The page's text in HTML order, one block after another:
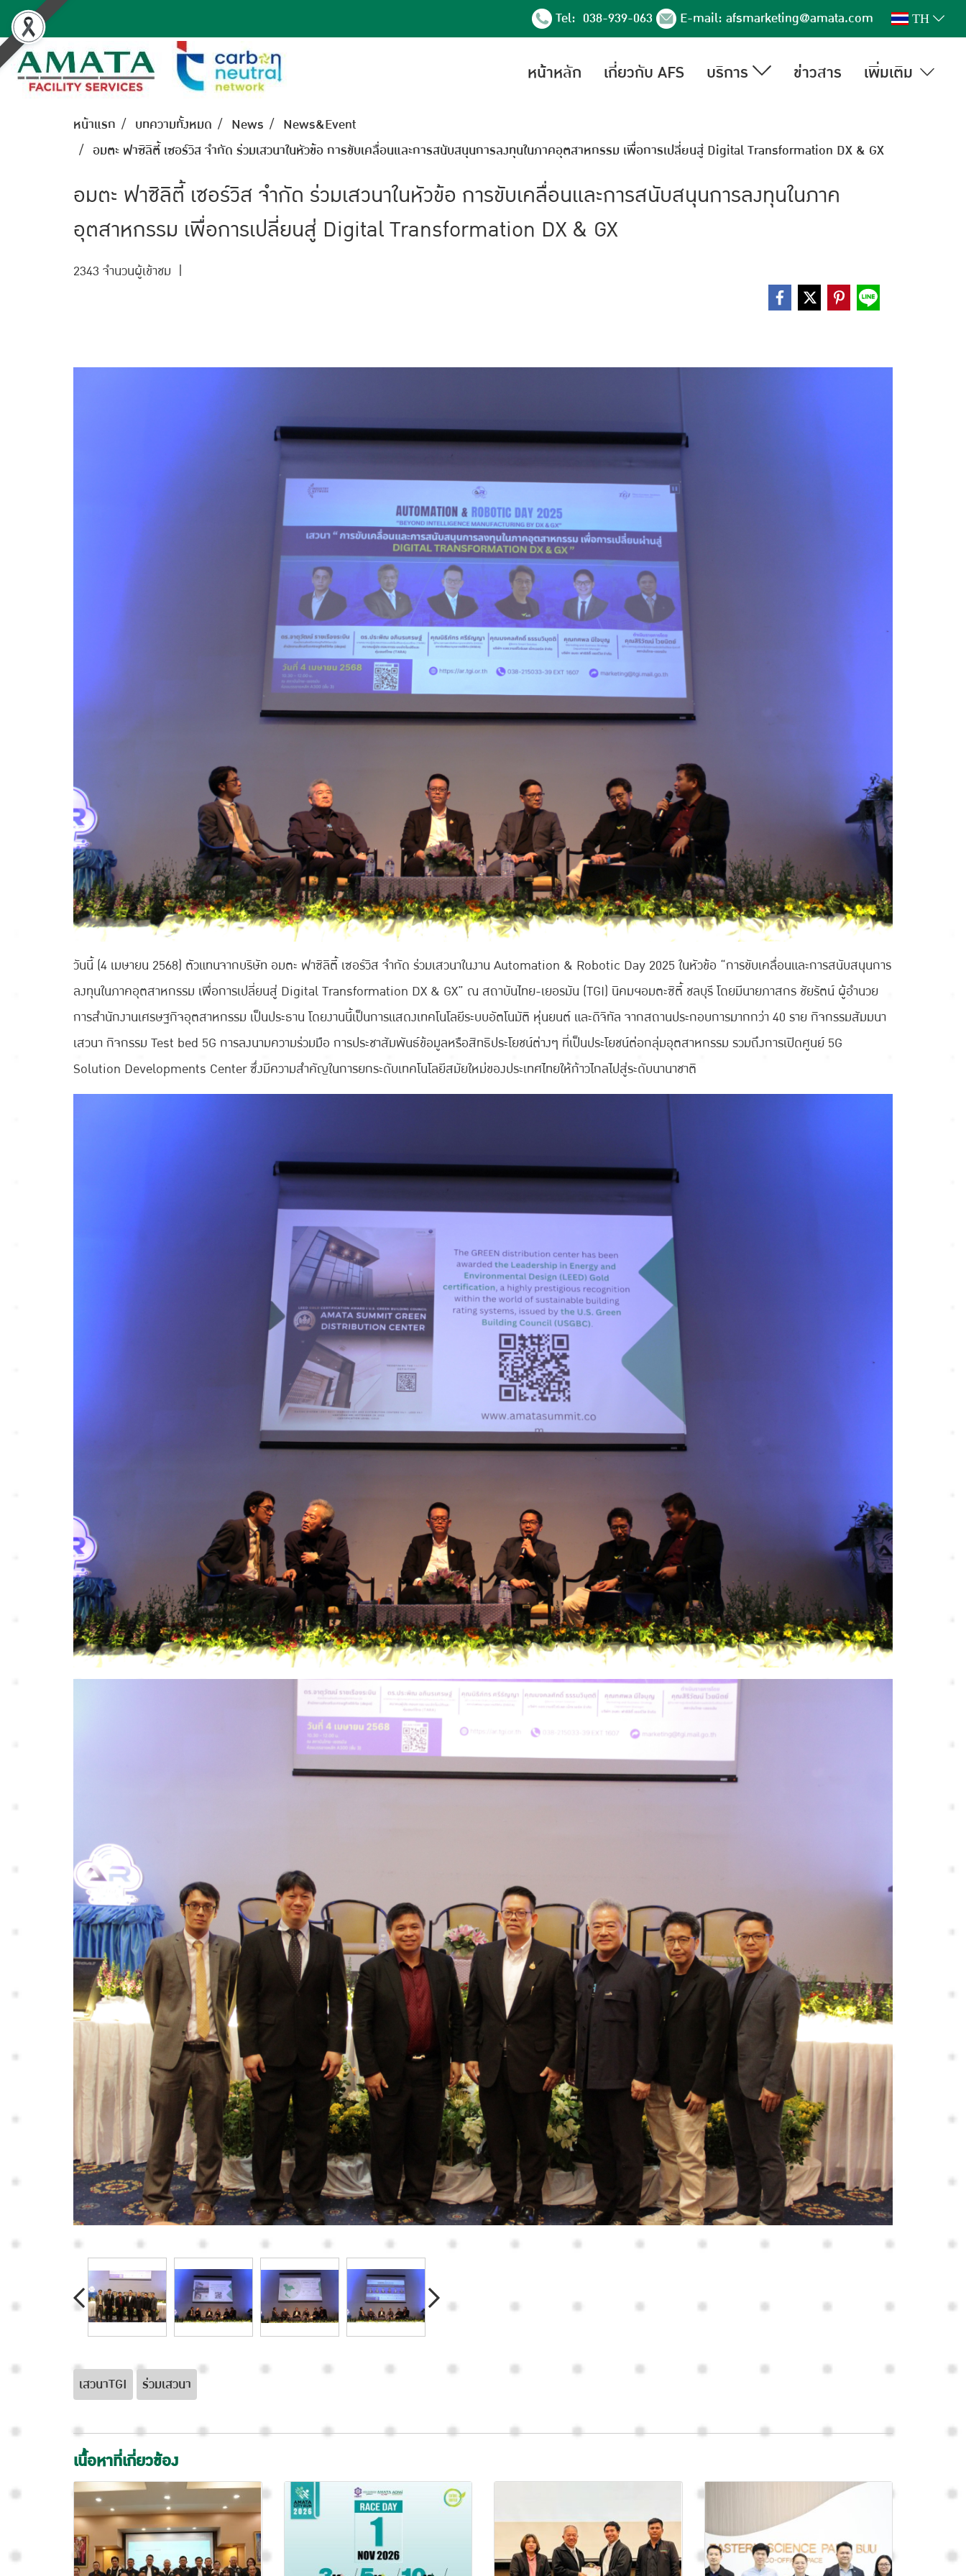
Tel: 038-939-063 E-mail:afsmarketing@amata.com TH
หน้าหลัก เกี่ยวกับ AFS บริการ ข่าวสาร เพิ่มเติม
หน้าแรก บทความทั้งหมด News
News&Event
อมตะ ฟาซิลิตี้ เซอร์วิส จํากัด ร่วมเสวนาในหัวข้อ การขับเคลื่อนและการสนับสนุนการลงทุนในภาคอุตสาหกรรม เพื่อการเปลี่ยนสู่ Digital Transformation DX & GX
อมตะ ฟาซิลิตี้ เซอร์วิส จํากัด ร่วมเสวนาในหัวข้อ การขับเคลื่อนและการสนับสนุนการลงทุนในภาค
อุตสาหกรรม เพื่อการเปลี่ยนสู่ Digital Transformation DX & GX
2343 จำนวนผู้เข้าชม |
วันนี้ (4 เมษายน 2568) ตัวแทนจากบริษัท อมตะ ฟาซิลิตี้ เซอร์วิส จํากัด ร่วมเสวนาในงาน Automation & Robotic Day 2025 ในหัวข้อ “การขับเคลื่อนและการสนับสนุนการ
ลงทุนในภาคอุตสาหกรรม เพื่อการเปลี่ยนสู่ Digital Transformation DX & GX” ณ สถาบันไทย-เยอรมัน (TGI) นิคมฯอมตะซิตี้ ชลบุรี โดยมีนายภาสกร ชัยรัตน์ ผู้อำนวย
การสำนักงานเศรษฐกิจอุตสาหกรรม เป็นประธาน โดยงานนี้เป็นการแสดงเทคโนโลยีระบบอัตโนมัติ หุ่นยนต์ และดิจิทัล จากสถานประกอบการมากกว่า 40 ราย กิจกรรมสัมมนา
เสวนา กิจกรรม Test bed 5G การลงนามความร่วมมือ การประชาสัมพันธ์ข้อมูลหรือสิทธิประโยชน์ต่างๆ ที่เป็นประโยชน์ต่อกลุ่มอุตสาหกรรม รวมถึงการเปิดศูนย์ 5G
Solution Developments Center ซึ่งมีความสำคัญในการยกระดับเทคโนโลยีสมัยใหม่ของประเทศไทยให้ก้าวไกลไปสู่ระดับนานาชาติ
เสวนาTGI ร่วมเสวนา
เนื้อหาที่เกี่ยวข้อง